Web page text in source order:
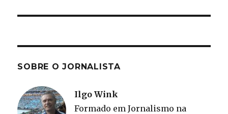
SOBRE O JORNALISTA
Ilgo Wink
Formado em Jornalismo na